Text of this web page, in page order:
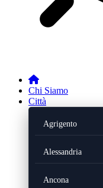
Chi Siamo
Città
Agrigento
Alessandria
Ancona